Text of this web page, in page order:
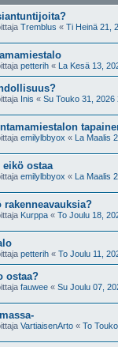
Tremblus « Ti Heinä 21,
petterih « La Kesä 13,
Inis « Su Touko 31, 2026
emilylbbyox « La Maalis
eikö ostaa
emilylbbyox « La Maalis
rakenneavauksia?
Kurppa « To Joulu 18,
petterih « To Joulu 11,
ostaa?
fauwee « Su Joulu 07,
VartiaisenArto « To